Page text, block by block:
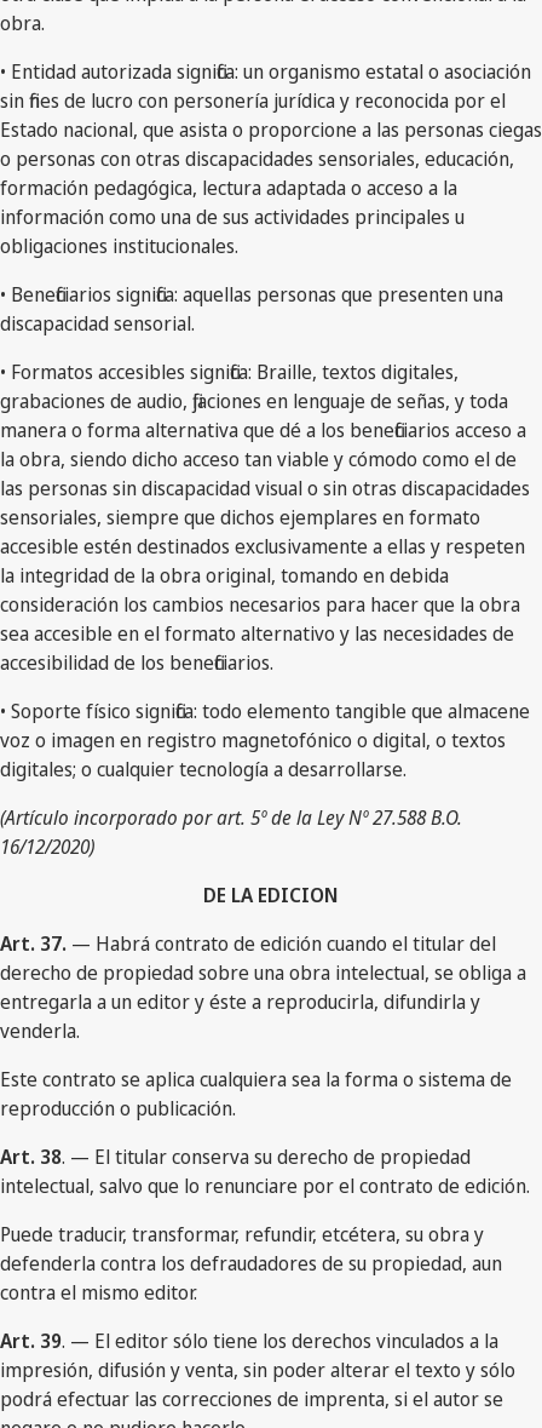
obra.
• Entidad autorizada significa: un organismo estatal o asociación
sin fines de lucro con personería jurídica y reconocida por el
Estado nacional, que asista o proporcione a las personas ciegas
o personas con otras discapacidades sensoriales, educación,
formación pedagógica, lectura adaptada o acceso a la
información como una de sus actividades principales u
obligaciones institucionales.
• Beneficiarios significa: aquellas personas que presenten una
discapacidad sensorial.
• Formatos accesibles significa: Braille, textos digitales,
grabaciones de audio, fijaciones en lenguaje de señas, y toda
manera o forma alternativa que dé a los beneficiarios acceso a
la obra, siendo dicho acceso tan viable y cómodo como el de
las personas sin discapacidad visual o sin otras discapacidades
sensoriales, siempre que dichos ejemplares en formato
accesible estén destinados exclusivamente a ellas y respeten
la integridad de la obra original, tomando en debida
consideración los cambios necesarios para hacer que la obra
sea accesible en el formato alternativo y las necesidades de
accesibilidad de los beneficiarios.
• Soporte físico significa: todo elemento tangible que almacene
voz o imagen en registro magnetofónico o digital, o textos
digitales; o cualquier tecnología a desarrollarse.
(Artículo incorporado por art. 5º de la Ley Nº 27.588 B.O.
16/12/2020)
DE LA EDICION
Art. 37. — Habrá contrato de edición cuando el titular del
derecho de propiedad sobre una obra intelectual, se obliga a
entregarla a un editor y éste a reproducirla, difundirla y
venderla.
Este contrato se aplica cualquiera sea la forma o sistema de
reproducción o publicación.
Art. 38. — El titular conserva su derecho de propiedad
intelectual, salvo que lo renunciare por el contrato de edición.
Puede traducir, transformar, refundir, etcétera, su obra y
defenderla contra los defraudadores de su propiedad, aun
contra el mismo editor.
Art. 39. — El editor sólo tiene los derechos vinculados a la
impresión, difusión y venta, sin poder alterar el texto y sólo
podrá efectuar las correcciones de imprenta, si el autor se